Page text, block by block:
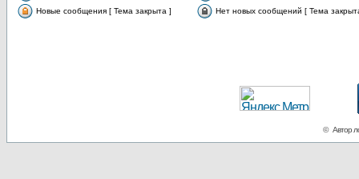
Новые сообщения [ Тема закрыта ] Нет новых сообщений [ Тема
© Автор